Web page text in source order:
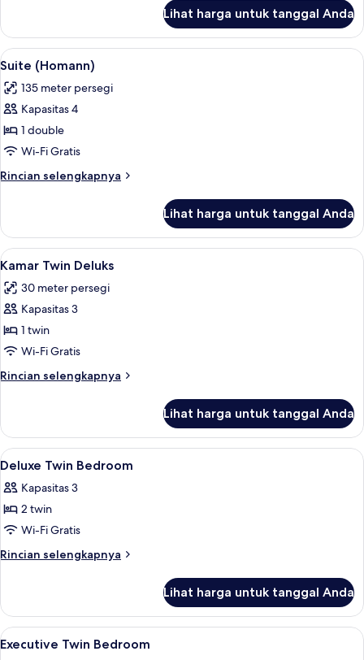
Suite
Junior
Lihat harga untuk tanggal Anda
Lihat
semua
foto
untuk
Suite
(Homann)
Suite (Homann) | Brankas, meja
6
Suite (Homann)
135 meter persegi
Kapasitas 4
1 double
Wi-Fi Gratis
Rincian selengkapnya
Rincian
Suite
(Homann)
Lihat harga untuk tanggal Anda
Lihat
semua
foto
untuk
Kamar
Twin
Deluks
Kamar Twin Deluks | Brankas, meja
5
Kamar Twin Deluks
30 meter persegi
Kapasitas 3
1 twin
Wi-Fi Gratis
Rincian selengkapnya
Rincian
Kamar
Twin
Deluks
Lihat harga untuk tanggal Anda
Lihat
semua
foto
untuk
Deluxe
Twin
Brankas, meja kerja, ruang kerja
5
Deluxe Twin Bedroom
Kapasitas 3
2 twin
Wi-Fi Gratis
Rincian selengkapnya
Rincian
Deluxe
Twin
Bedroom
Lihat harga untuk tanggal Anda
Lihat
semua
13
Executive Twin Bedroom